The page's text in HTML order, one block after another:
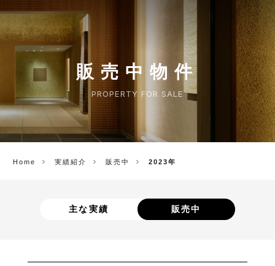
CORP.
販売中物件
PROPERTY FOR SALE
主な実績 販売中
Home 実績紹介 販売中 2023年